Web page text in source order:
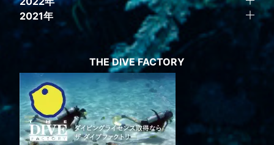
2021年
THE DIVE FACTORY